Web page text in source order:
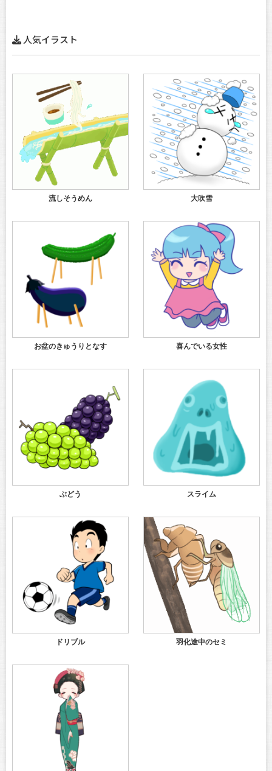
人気イラスト
流しそうめん 大吹雪
お盆のきゅうりとなす 喜んでいる女性
ぶどう スライム
ドリブル 羽化途中のセミ